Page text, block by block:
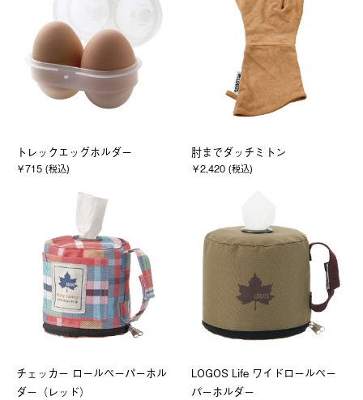
トレックエッグホルダー
￥715 (税込)
肘までダッチミトン
￥2,420 (税込)
チェッカー ロールペーパーホル
ダー（レッド）
LOGOS Life ワイドロールペー
パーホルダー